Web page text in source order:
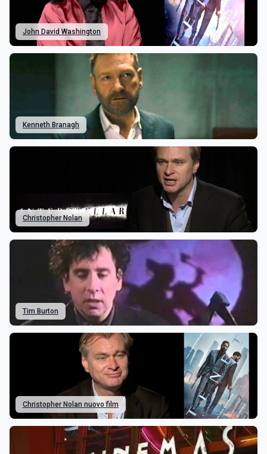
John David Washington
Kenneth Branagh
Christopher Nolan
Tim Burton
Christopher Nolan nuovo film